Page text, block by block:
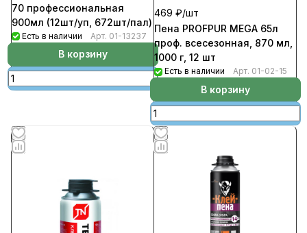
70 профессиональная
900мл (12шт/уп, 672шт/пал)
Есть в наличии Арт. 01-13237
В корзину
469 ₽/шт
Пена PROFPUR MEGA 65л
проф. всесезонная, 870 мл,
1000 г, 12 шт
Есть в наличии Арт. 01-02-15
В корзину